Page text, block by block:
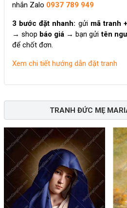
nhắn Zalo 0937 789 949
3 bước đặt nhanh: gửi mã tranh
→ shop báo giá→ bạn gửitên
để chốt đơn.
Xem chi tiết hướng dẫn đặt tranh
TRANH ĐỨC MẸ